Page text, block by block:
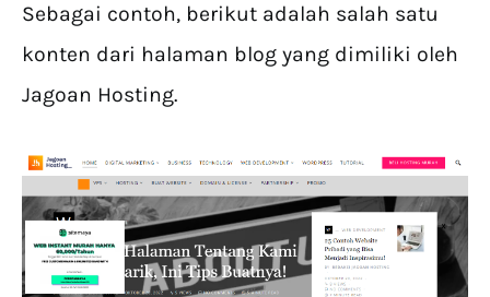
Sebagai contoh, berikut adalah salah satu
konten dari halaman blog yang dimiliki oleh
Jagoan Hosting.